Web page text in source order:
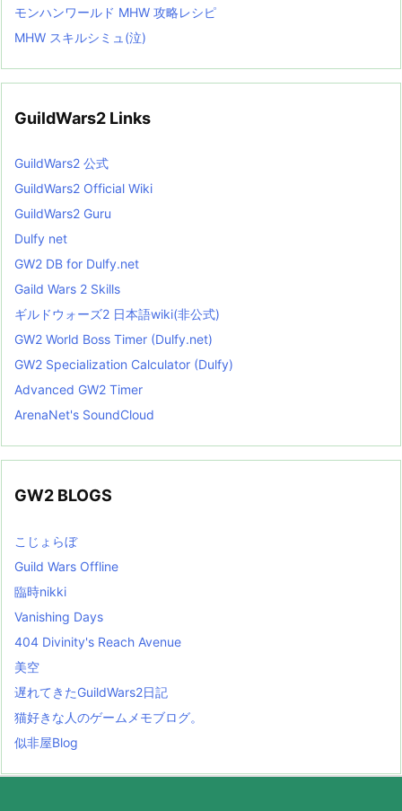
モンハンワールド MHW 攻略レシピ
MHW スキルシミュ(泣)
GuildWars2 Links
GuildWars2 公式
GuildWars2 Official Wiki
GuildWars2 Guru
Dulfy net
GW2 DB for Dulfy.net
Gaild Wars 2 Skills
ギルドウォーズ2 日本語wiki(非公式)
GW2 World Boss Timer (Dulfy.net)
GW2 Specialization Calculator (Dulfy)
Advanced GW2 Timer
ArenaNet's SoundCloud
GW2 BLOGS
こじょらぼ
Guild Wars Offline
臨時nikki
Vanishing Days
404 Divinity's Reach Avenue
美空
遅れてきたGuildWars2日記
猫好きな人のゲームメモブログ。
似非屋Blog